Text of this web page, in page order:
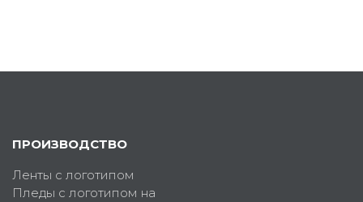
ПРОИЗВОДСТВО
Ленты с логотипом
Пледы с логотипом на